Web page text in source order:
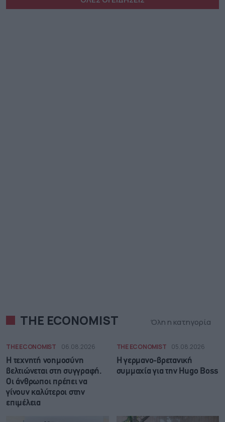
THE ECONOMIST Όλη η κατηγορία
THE ECONOMIST 06.08.2026
Η τεχνητή νοημοσύνη
βελτιώνεται στη συγγραφή.
Οι άνθρωποι πρέπει να
γίνουν καλύτεροι στην
επιμέλεια
THE ECONOMIST 05.08.2026
Η γερμανο-βρετανική
συμμαχία για την Hugo Boss